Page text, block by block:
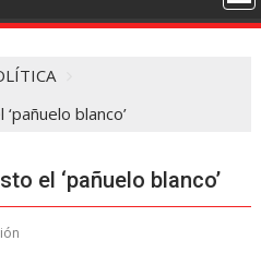
blanco’
el ‘pañuelo blanco’